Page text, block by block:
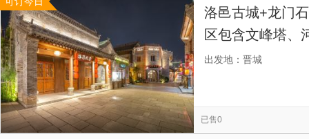
洛邑古城+龙门
区包含文峰塔、
金元古城墙遗址
出发地：晋城
已售0